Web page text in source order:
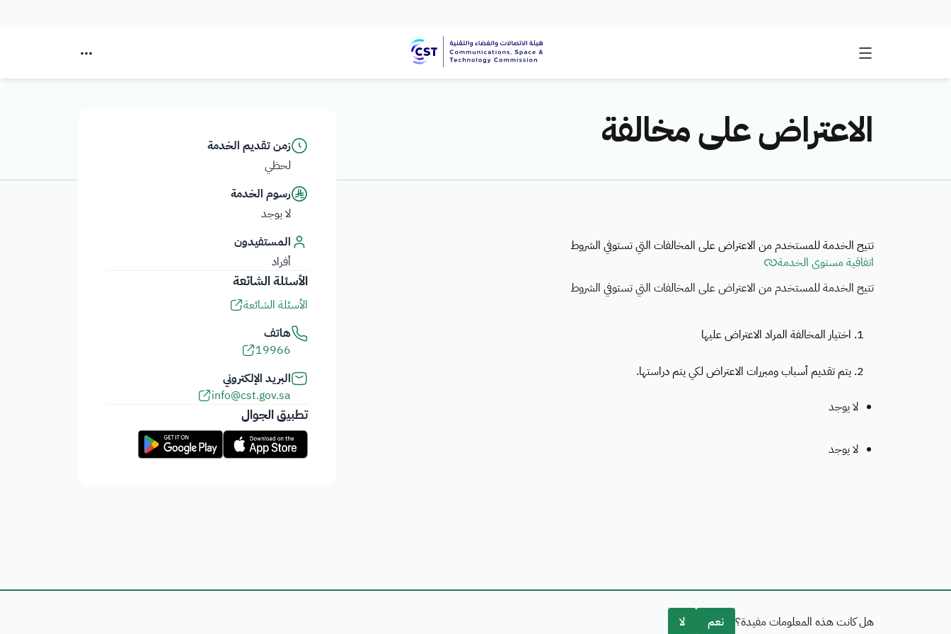
زمن تقديم الخدمة
لحظي
رسوم الخدمة
لا يوجد
المستفيدون
أفراد
الأسئلة الشائعة
الأسئلة الشائعة
هاتف
19966
البريد الإلكتروني
info@cst.gov.sa
تطبيق الجوال
الاعتراض على مخالفة
تتيح الخدمة للمستخدم من الاعتراض على المخالفات التي تستوفي الشروط
اتفاقية مستوى الخدمة
تتيح الخدمة للمستخدم من الاعتراض على المخالفات التي تستوفي الشروط
1. اختيار المخالفة المراد الاعتراض عليها
2. يتم تقديم أسباب ومبررات الاعتراض لكي يتم دراستها.
لا يوجد
لا يوجد
هل كانت هذه المعلومات مفيدة؟ نعم لا